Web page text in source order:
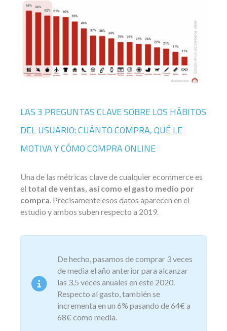
LAS 3 PREGUNTAS CLAVE SOBRE LOS HÁBITOS
DEL USUARIO: CUÁNTO COMPRA, QUÉ LE
MOTIVA Y CÓMO COMPRA ONLINE
Una de las métricas clave de cualquier ecommerce es
el total de ventas, así como el gasto medio por
compra. Precisamente esos datos aparecen en el
estudio y ambos suben respecto a 2019.
De hecho, pasamos de comprar 3 veces
de media el año anterior para alcanzar
las 3,5 veces anuales en este 2020.
Respecto al gasto, también se
incrementa en un 6% pasando de 64€ a
68€ como media.